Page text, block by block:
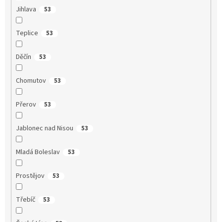
Jihlava 53
Teplice 53
Děčín 53
Chomutov 53
Přerov 53
Jablonec nad Nisou 53
Mladá Boleslav 53
Prostějov 53
Třebíč 53